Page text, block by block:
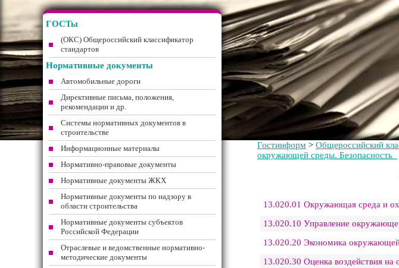
Гостинформ > Общероссийский
окружающей среды. Безопасность
13.020.01 Окружающая среда и
13.020.10 Управление
13.020.20 Экономика
13.020.30 Оценка воздействия
ГОСТы
(ОКС) Общероссийский классификатор
стандартов
Нормативные документы
Автомобильные дороги
Директивные письма, положения,
рекомендации и др.
Системы нормативных документов в
строительстве
Информационные материалы
Нормативно-правовые документы
Нормативные документы ЖКХ
Нормативные документы по надзору в
области строительства
Нормативные документы субъектов
Российской Федерации
Отраслевые и ведомственные нормативно-
методические документы